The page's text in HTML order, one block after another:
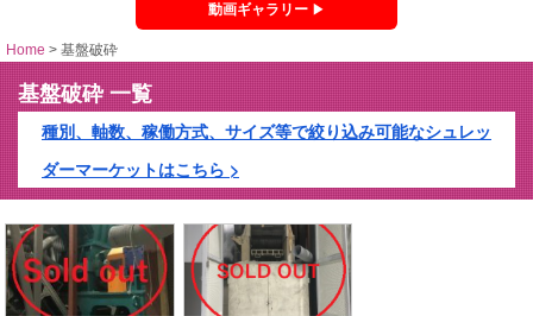
動画ギャラリー
Home > 基盤破砕
基盤破砕 一覧
種別、軸数、稼働方式、サイズ等で絞り込み可能なシュレッ
ダーマーケットはこちら >